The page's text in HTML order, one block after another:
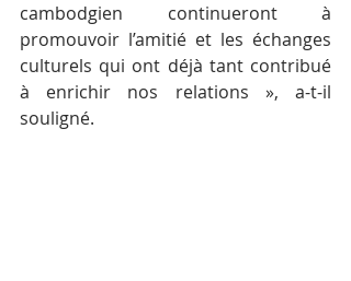
cambodgien continueront à
promouvoir l’amitié et les échanges
culturels qui ont déjà tant contribué
à enrichir nos relations », a-t-il
souligné.